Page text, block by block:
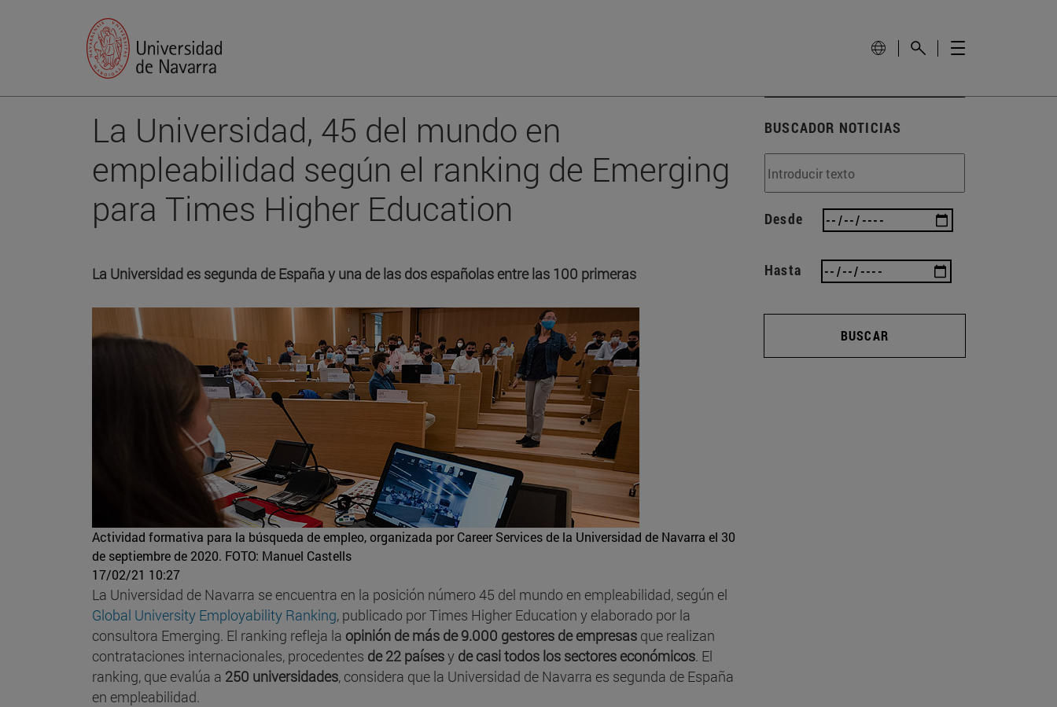
La Universidad, 45 del mundo en
empleabilidad según el ranking de Emerging
para Times Higher Education
La Universidad es segunda de España y una de las dos españolas entre las 100 primeras
Actividad formativa para la búsqueda de empleo, organizada por Career Services de la Universidad de Navarra el 30
de septiembre de 2020. FOTO: Manuel Castells
17/02/21 10:27
La Universidad de Navarra se encuentra en la posición número 45 del mundo en empleabilidad, según el
Global University Employability Ranking, publicado por Times Higher Education y elaborado por la
consultora Emerging. El ranking refleja la opinión de más de 9.000 gestores de empresas que realizan
contrataciones internacionales, procedentes de 22 paísesy de casi todos los sectores económicos. El
ranking, que evalúa a 250 universidades, considera que la Universidad de Navarra es segunda de España
en empleabilidad.
BUSCADOR NOTICIAS
Desde
Hasta
BUSCAR